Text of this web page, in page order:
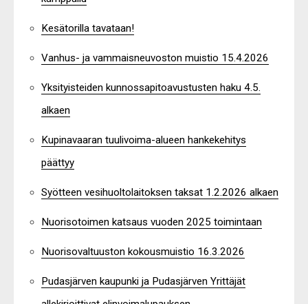
Kesätorilla tavataan!
Vanhus- ja vammaisneuvoston muistio 15.4.2026
Yksityisteiden kunnossapitoavustusten haku 4.5.
alkaen
Kupinavaaran tuulivoima-alueen hankekehitys
päättyy
Syötteen vesihuoltolaitoksen taksat 1.2.2026 alkaen
Nuorisotoimen katsaus vuoden 2025 toimintaan
Nuorisovaltuuston kokousmuistio 16.3.2026
Pudasjärven kaupunki ja Pudasjärven Yrittäjät